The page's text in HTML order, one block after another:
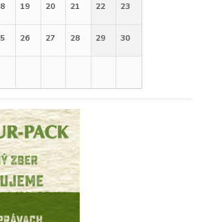
19 20 21 22 23
26 27 28 29 30